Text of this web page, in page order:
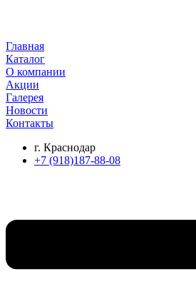
Главная
Каталог
О компании
Акции
Галерея
Новости
Контакты
г. Краснодар
+7 (918)187-88-08